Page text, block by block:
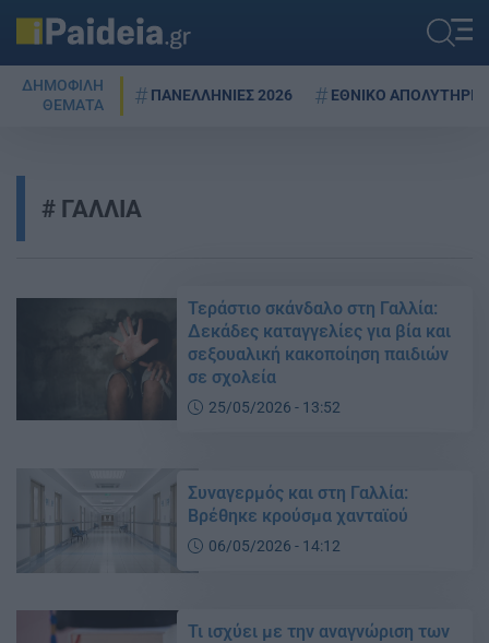
ΔΗΜΟΦΙΛΗ
ΘΕΜΑΤΑ
ΠΑΝΕΛΛΗΝΙΕΣ 2026 ΕΘΝΙΚΟ ΑΠΟΛΥΤΗΡΙΟ
ΓΑΛΛΙΑ
Τεράστιο σκάνδαλο στη Γαλλία:
Δεκάδες καταγγελίες για βία και
σεξουαλική κακοποίηση παιδιών
σε σχολεία
25/05/2026 - 13:52
Συναγερμός και στη Γαλλία:
Βρέθηκε κρούσμα χανταϊού
06/05/2026 - 14:12
Τι ισχύει με την αναγνώριση των